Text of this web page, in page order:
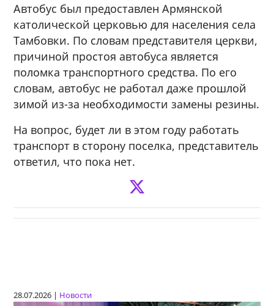
Автобус был предоставлен Армянской
католической церковью для населения села
Тамбовки. По словам представителя церкви,
причиной простоя автобуса является
поломка транспортного средства. По его
словам, автобус не работал даже прошлой
зимой из-за необходимости замены резины.
На вопрос, будет ли в этом году работать
транспорт в сторону поселка, представитель
ответил, что пока нет.
28.07.2026 | Новости